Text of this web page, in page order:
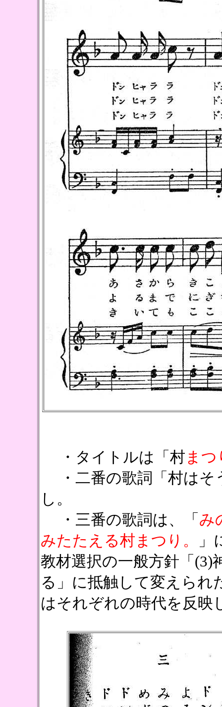
・タイトルは「村 まつ
・二番の歌詞「村はそ
し。
・三番の歌詞は、「 み
みたたえる村まつり。
教材選択の一般方針「(3)
る」に抵触して変えられ
はそれぞれの時代を反映